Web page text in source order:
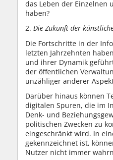
das Leben der Einzelnen
haben?
2. Die Zukunft der
Die Fortschritte in der
letzten Jahrzehnten
und ihrer Dynamik
der öffentlichen
unzähliger anderer
Darüber hinaus können
digitalen Spuren, die im
Denk- und
politischen Zwecken zu
eingeschränkt wird. In
gekennzeichnet ist,
Nutzer nicht immer